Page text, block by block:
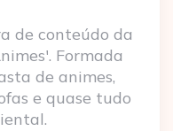
de conteúdo da
Formada
de animes,
e quase tudo